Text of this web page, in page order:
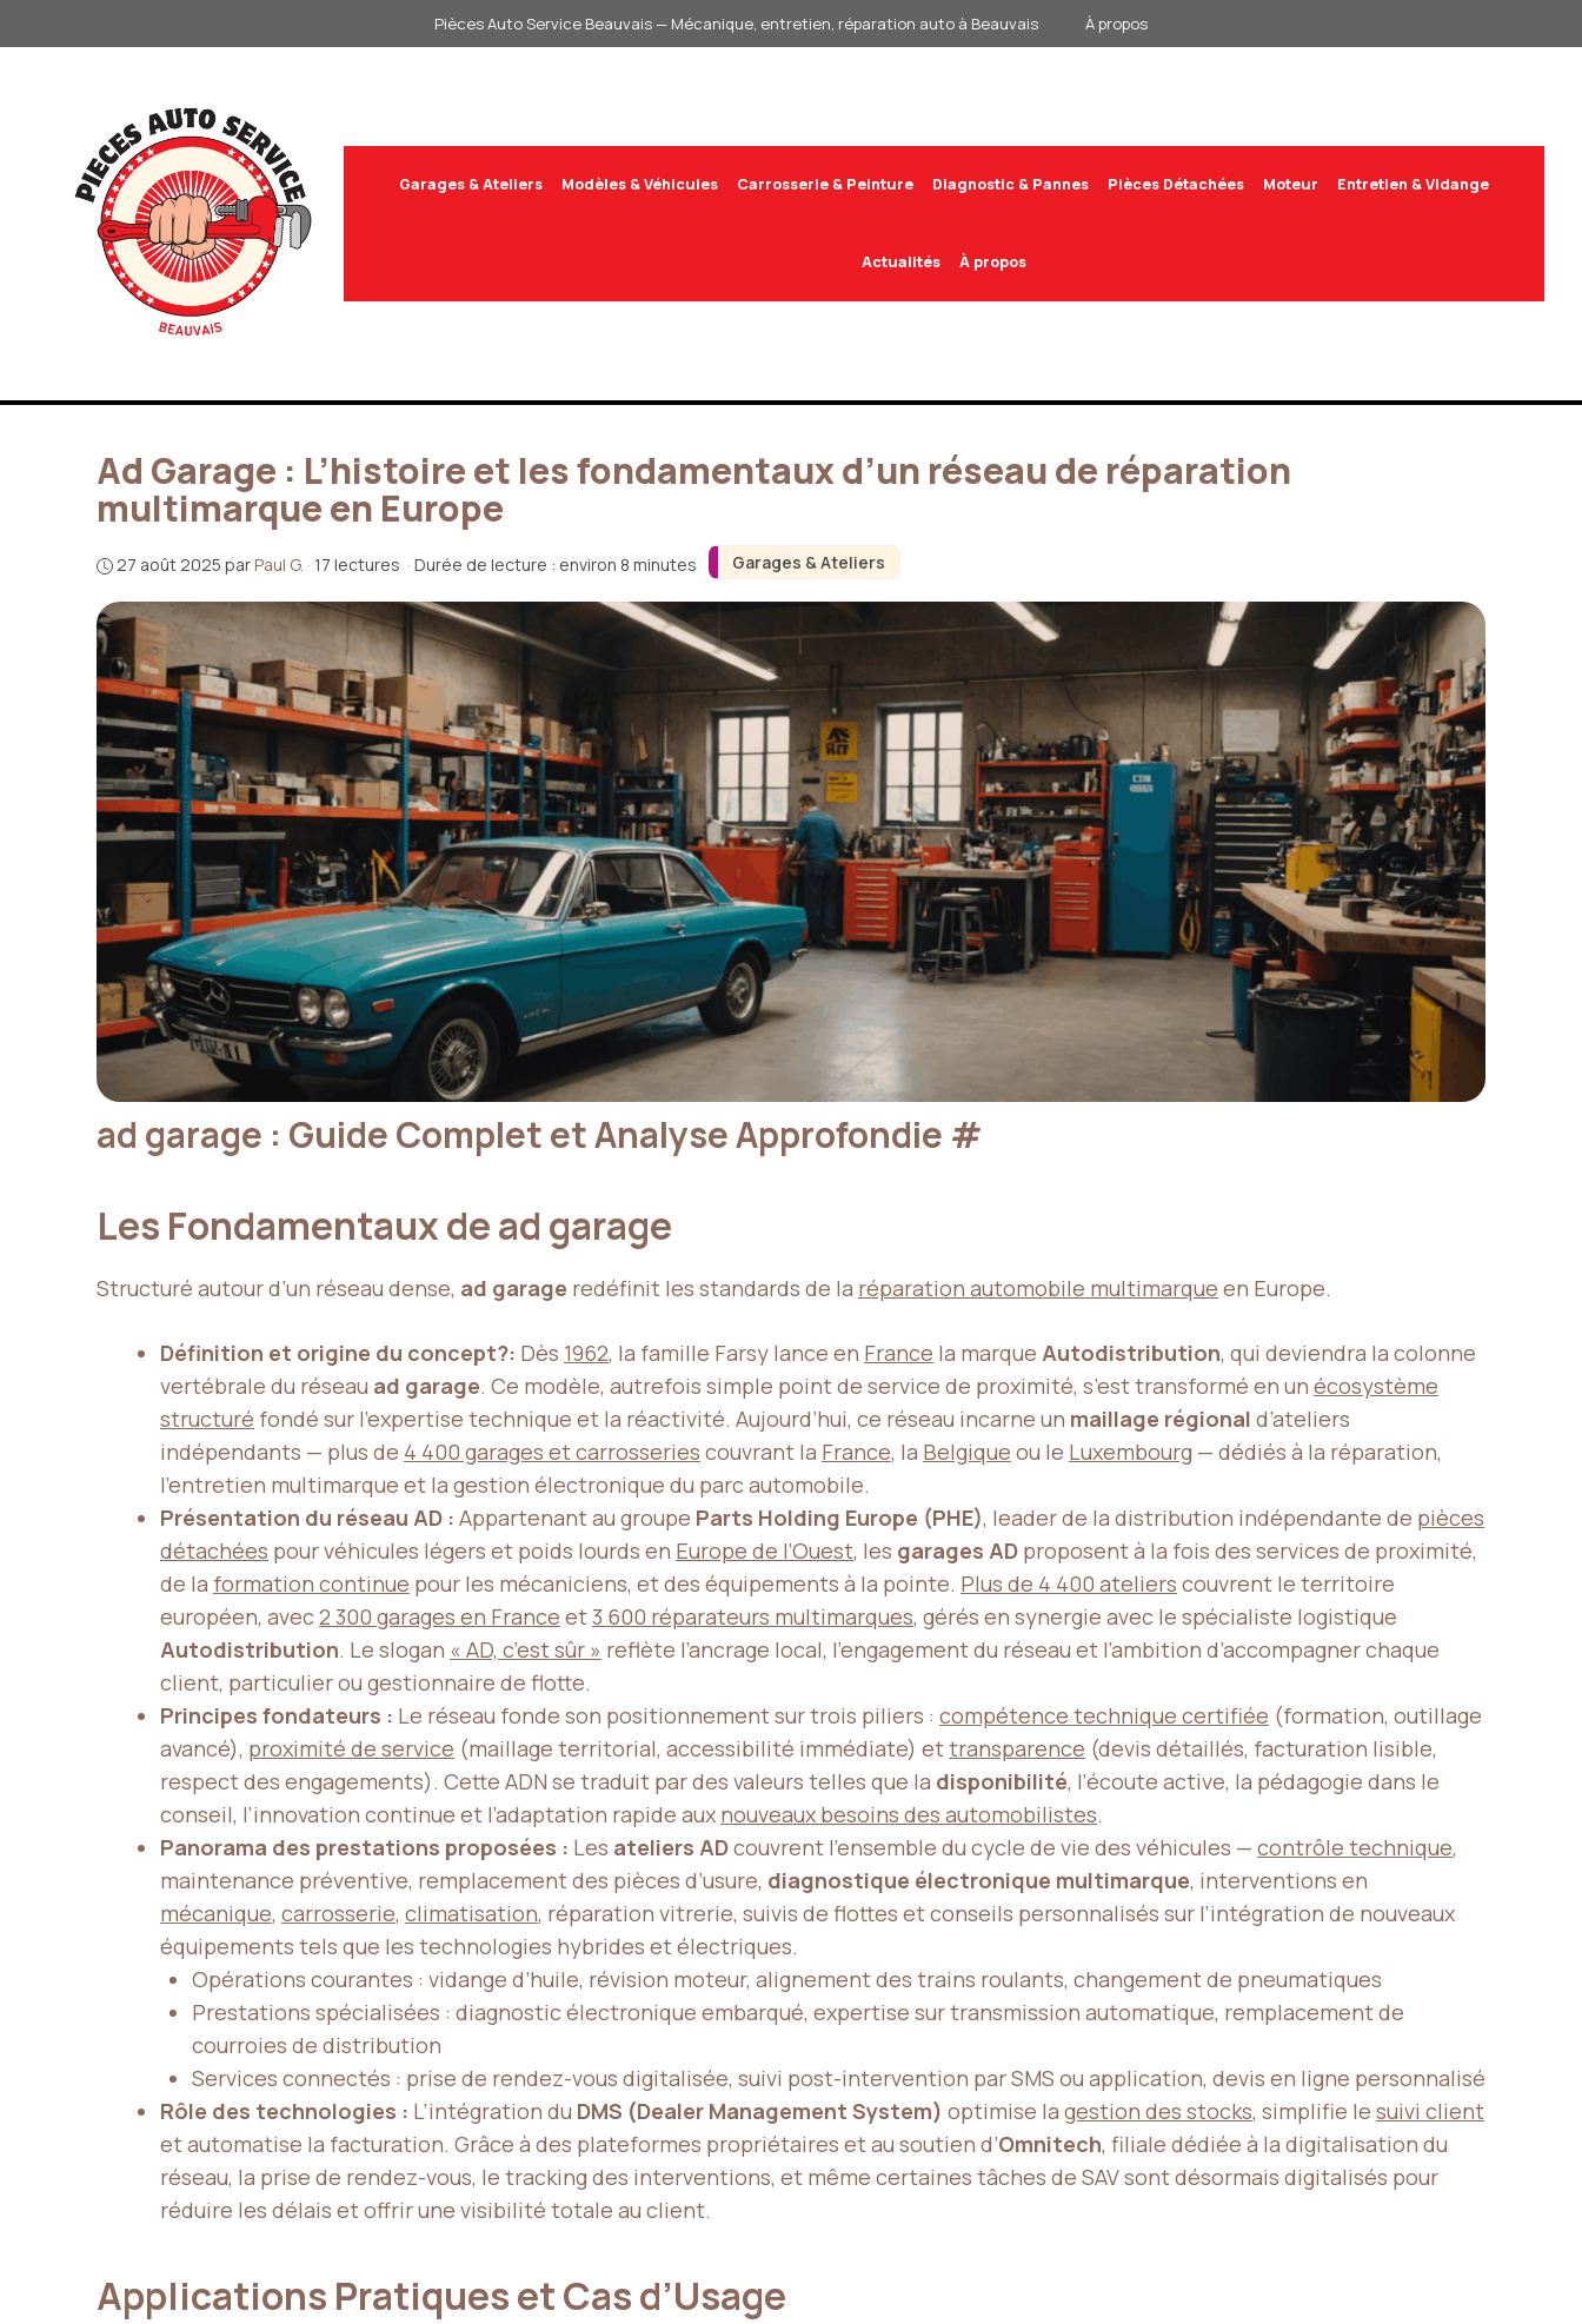
au
Pièces Auto Service Beauvais — Mécanique, entretien, réparation auto à Beauvais À propos
Garages & Ateliers Modèles & Véhicules Carrosserie & Peinture Diagnostic & Pannes Pièces Détachées Moteur Entretien & Vidange
Actualités À propos
Garages & Ateliers
Ad Garage : L’histoire et les fondamentaux d’un réseau de réparation
multimarque en Europe
27 août 2025 parPaul G. · 17 lectures · Durée de lecture : environ 8 minutes
ad garage : Guide Complet et Analyse Approfondie #
Les Fondamentaux de ad garage
Structuré autour d’un réseau dense, ad garage redéfinit les standards de la réparation automobile multimarque en Europe.
Définition et origine du concept?: Dès 1962, la famille Farsy lance en France la marque Autodistribution, qui deviendra la colonne
vertébrale du réseau ad garage. Ce modèle, autrefois simple point de service de proximité, s’est transformé en un écosystème
structuré fondé sur l’expertise technique et la réactivité. Aujourd’hui, ce réseau incarne un maillage régional d’ateliers
indépendants — plus de 4 400 garages et carrosseries couvrant la France, la Belgique ou le Luxembourg — dédiés à la réparation,
l’entretien multimarque et la gestion électronique du parc automobile.
Présentation du réseau AD : Appartenant au groupe Parts Holding Europe (PHE), leader de la distribution indépendante de pièces
détachées pour véhicules légers et poids lourds en Europe de l’Ouest, les garages AD proposent à la fois des services de proximité,
de la formation continue pour les mécaniciens, et des équipements à la pointe. Plus de 4 400 ateliers couvrent le territoire
européen, avec 2 300 garages en France et3 600 réparateurs multimarques, gérés en synergie avec le spécialiste logistique
Autodistribution. Le slogan « AD, c’est sûr » reflète l’ancrage local, l’engagement du réseau et l’ambition d’accompagner chaque
client, particulier ou gestionnaire de flotte.
Principes fondateurs : Le réseau fonde son positionnement sur trois piliers : compétence technique certifiée (formation, outillage
avancé), proximité de service (maillage territorial, accessibilité immédiate) ettransparence (devis détaillés, facturation lisible,
respect des engagements). Cette ADN se traduit par des valeurs telles que la disponibilité, l’écoute active, la pédagogie dans le
conseil, l’innovation continue et l’adaptation rapide aux nouveaux besoins des automobilistes.
Panorama des prestations proposées : Les ateliers ADcouvrent l’ensemble du cycle de vie des véhicules — contrôle technique,
maintenance préventive, remplacement des pièces d’usure, diagnostique électronique multimarque, interventions en
mécanique, carrosserie, climatisation, réparation vitrerie, suivis de flottes et conseils personnalisés sur l’intégration de nouveaux
équipements tels que les technologies hybrides et électriques.
Opérations courantes : vidange d’huile, révision moteur, alignement des trains roulants, changement de pneumatiques
Prestations spécialisées : diagnostic électronique embarqué, expertise sur transmission automatique, remplacement de
courroies de distribution
Services connectés : prise de rendez-vous digitalisée, suivi post-intervention par SMS ou application, devis en ligne personnalisé
Rôle des technologies : L’intégration du DMS (Dealer Management System) optimise la gestion des stocks, simplifie le suivi client
et automatise la facturation. Grâce à des plateformes propriétaires et au soutien d’Omnitech, filiale dédiée à la digitalisation du
réseau, la prise de rendez-vous, le tracking des interventions, et même certaines tâches de SAV sont désormais digitalisés pour
réduire les délais et offrir une visibilité totale au client.
Applications Pratiques et Cas d’Usage